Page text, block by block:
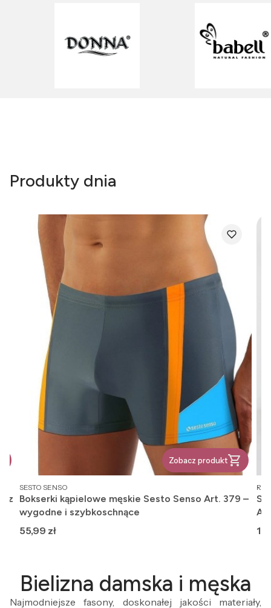
Produkty dnia
z
Zobacz produkt
PRODUCENT
SESTO SENSO
Bokserki kąpielowe męskie Sesto Senso Art. 379 –
wygodne i szybkoschnące
Cena
55,99 zł
Bielizna damska i męska
Najmodniejsze fasony, doskonałej jakości materiały,